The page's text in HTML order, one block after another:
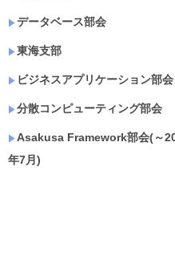
データベース部会
東海支部
ビジネスアプリケーション部会
分散コンピューティング部会
Asakusa Framework部会(～
年7月)